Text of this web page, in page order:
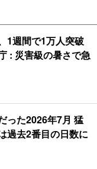
1週間で1万人突破
: 災害級の暑さで急
った2026年7月 猛
過去2番目の日数に